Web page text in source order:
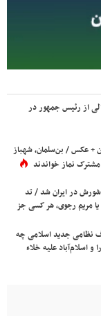
از رئیس جمهور در
+ عکس / بن‌سلمان، شهباز
نماز خواندند
شورش در ایران شد / تد
مریم رجوی، هر کسی جز
نظامی جدید اسلامی چه
و اسلام‌آباد علیه خلاء